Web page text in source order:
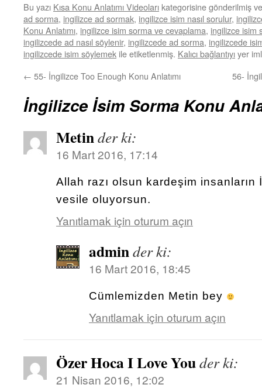
Bu yazı Kısa Konu Anlatımı Videoları kategorisine gönderilmiş
ad sorma, ingilizce ad sormak, ingilizce isim nasıl sorulur,
Konu Anlatımı, ingilizce isim sorma ve cevaplama, ingilizce isim
ingilizcede ad nasıl söylenir, ingilizcede ad sorma, ingilizcede
ingilizcede isim söylemek ile etiketlenmiş. Kalıcı bağlantıyıyer
← 55- İngilizce Too Enough Konu Anlatımı 56-
İngilizce İsim Sorma Konu
Metinder ki:
16 Mart 2016, 17:14
Allah razı olsun kardeşim
vesile oluyorsun.
Yanıtlamak için oturum açın
adminder ki:
16 Mart 2016, 18:45
Cümlemizden Metin bey
Yanıtlamak için oturum açın
Özer Hoca I Love Youder ki:
21 Nisan 2016, 12:02